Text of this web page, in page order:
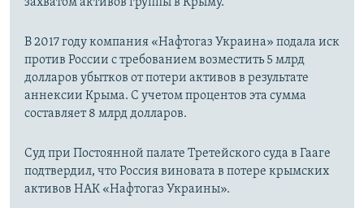
В 2017 году компания «Нафтогаз Украина» подала иск
против России с требованием возместить 5 млрд
долларов убытков от потери активов в результате
аннексии Крыма. С учетом процентов эта сумма
составляет 8 млрд долларов.
Суд при Постоянной палате Третейского суда в Гааге
подтвердил, что Россия виновата в потере крымских
активов НАК «Нафтогаз Украины».